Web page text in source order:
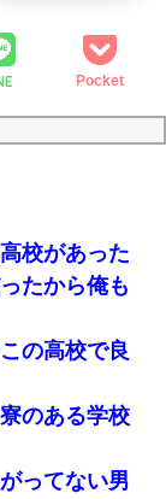
Pocket
校があった
たから俺も
の高校で良
のある学校
ってない男